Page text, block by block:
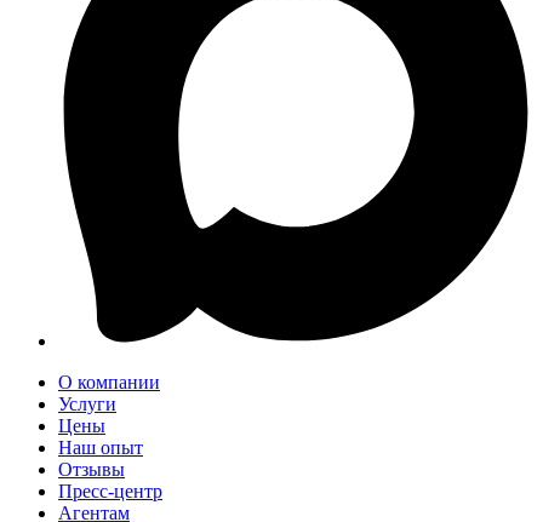
О компании
Услуги
Цены
Наш опыт
Отзывы
Пресс-центр
Агентам